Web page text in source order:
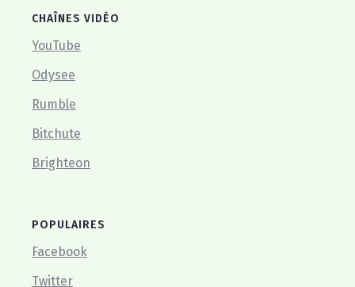
CHAÎNES VIDÉO
YouTube
Odysee
Rumble
Bitchute
Brighteon
POPULAIRES
Facebook
Twitter